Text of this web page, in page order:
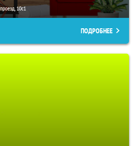
10с1
ПОДРОБНЕЕ